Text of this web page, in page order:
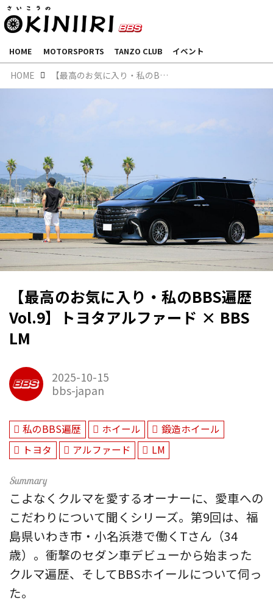
HOME MOTORSPORTS TANZO CLUB イベント
HOME 【最高のお気に入り・私のBBS遍歴Vol.9】トヨタアルファード × BBS LM
【最高のお気に入り・私のBBS遍歴
Vol.9】トヨタアルファード × BBS
LM
2025-10-15
bbs-japan
私のBBS遍歴 ホイール
鍛造ホイール
トヨタ
アルファード LM
こよなくクルマを愛するオーナーに、愛車への
こだわりについて聞くシリーズ。第9回は、福
島県いわき市・小名浜港で働くTさん（34
歳）。衝撃のセダン車デビューから始まった
クルマ遍歴、そしてBBSホイールについて伺っ
た。